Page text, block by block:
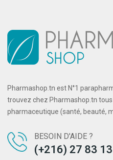
Pharmashop.tn est N°1
trouvez chez Pharmashop.tn
pharmaceutique (santé, beauté,
BESOIN D'AIDE ?
(+216) 27 83